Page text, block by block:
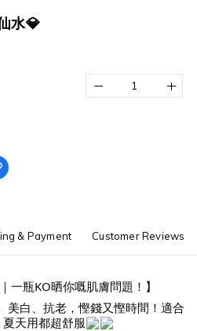
水💎
& Payment Customer Reviews
一瓶KO晒你嘅肌膚問題！】
美白、抗老，慳錢又慳時間！適合
天用都超舒服